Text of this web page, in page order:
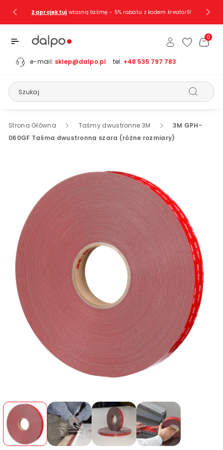
TreściZaprojektuj własną taśmę - 5% rabatu z kodem kreator5!
e-mail: sklep@dalpo.pl tel: +48 535 797 783
Szukaj
0
Strona Główna Taśmy dwustronne 3M
3M GPH-
060GF Taśma dwustronna szara (różne rozmiary)
Pomiń, Aby
Produkcie